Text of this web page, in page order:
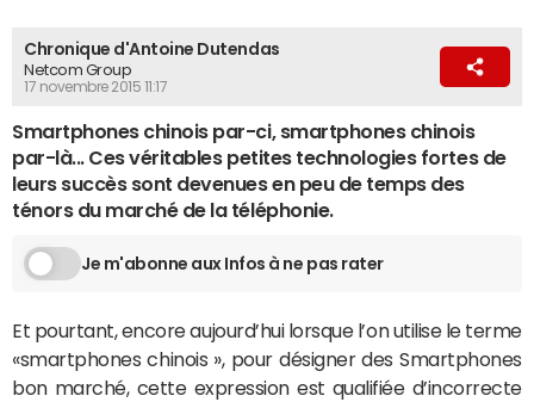
Chronique d'Antoine Dutendas
Netcom Group
17 novembre 2015 11:17
Smartphones chinois par-ci, smartphones chinois
par-là... Ces véritables petites technologies fortes de
leurs succès sont devenues en peu de temps des
ténors du marché de la téléphonie.
Je m'abonne aux Infos à ne pas rater
Et pourtant, encore aujourd’hui lorsque l’on utilise le terme
«smartphones chinois », pour désigner des Smartphones
bon marché, cette expression est qualifiée d’incorrecte